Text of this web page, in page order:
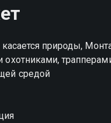
касается природы,
средой